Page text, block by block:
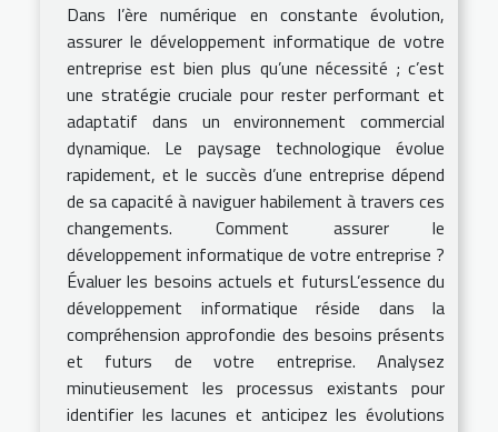
Dans l’ère numérique en constante évolution,
assurer le développement informatique de votre
entreprise est bien plus qu’une nécessité ; c’est
une stratégie cruciale pour rester performant et
adaptatif dans un environnement commercial
dynamique. Le paysage technologique évolue
rapidement, et le succès d’une entreprise dépend
de sa capacité à naviguer habilement à travers ces
changements. Comment assurer le
développement informatique de votre entreprise ?
Évaluer les besoins actuels et futursL’essence du
développement informatique réside dans la
compréhension approfondie des besoins présents
et futurs de votre entreprise. Analysez
minutieusement les processus existants pour
identifier les lacunes et anticipez les évolutions